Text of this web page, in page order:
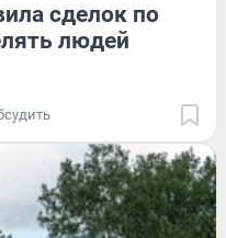
сделок по
людей